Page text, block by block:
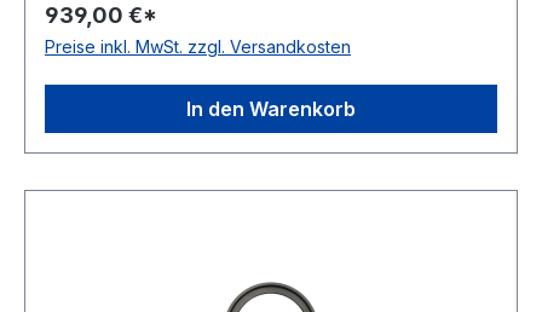
939,00 €*
Preise inkl. MwSt. zzgl. Versandkosten
In den Warenkorb